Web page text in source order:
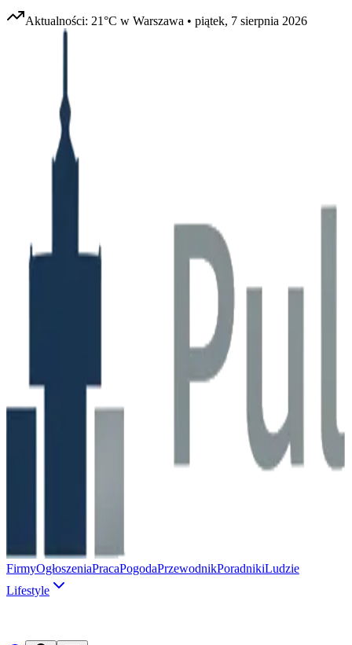
Aktualności: 21°C w Warszawa • piątek, 7 sierpnia 2026
FirmyOgłoszeniaPracaPogodaPrzewodnikPoradnikiLudzie
Lifestyle